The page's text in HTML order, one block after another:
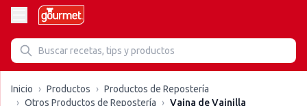
Inicio › Productos › Productos de Repostería
› Otros Productos de Repostería › Vaina de Vainilla